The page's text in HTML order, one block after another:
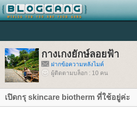
กางเกงยักษ์ลอยฟ้า
ฝากข้อความหลังไมค์
ผู้ติดตามบล็อก : 10 คน
เปิดกรุ skincare biotherm ที่ใช้อยู่ค่ะ